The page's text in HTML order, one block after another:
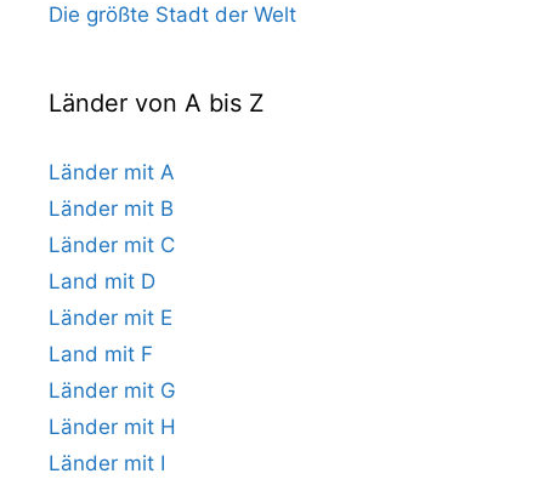
Die größte Stadt der Welt
Länder von A bis Z
Länder mit A
Länder mit B
Länder mit C
Land mit D
Länder mit E
Land mit F
Länder mit G
Länder mit H
Länder mit I